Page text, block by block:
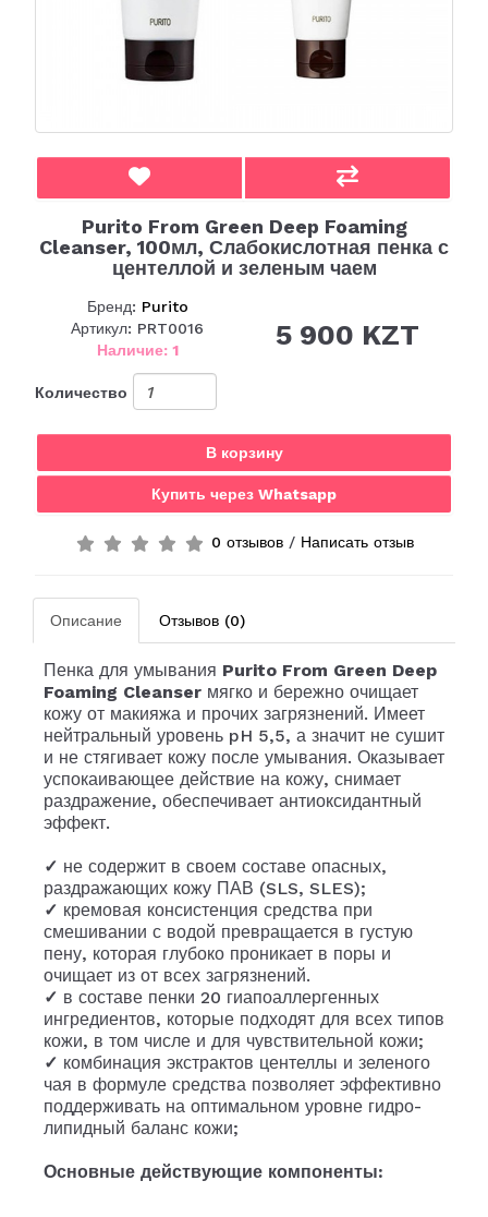
Purito From Green Deep Foaming
Cleanser, 100мл, Слабокислотная пенка с
центеллой и зеленым чаем
Бренд: Purito
Артикул: PRT0016
Наличие: 1
5 900 KZT
Количество
В корзину
Купить через Whatsapp
0 отзывов/ Написать отзыв
Описание Отзывов (0)
Пенка для умывания Purito From Green Deep
Foaming Cleanser мягко и бережно очищает
кожу от макияжа и прочих загрязнений. Имеет
нейтральный уровень pH 5,5, а значит не сушит
и не стягивает кожу после умывания. Оказывает
успокаивающее действие на кожу, снимает
раздражение, обеспечивает антиоксидантный
эффект.
✓ не содержит в своем составе опасных,
раздражающих кожу ПАВ (SLS, SLES);
✓ кремовая консистенция средства при
смешивании с водой превращается в густую
пену, которая глубоко проникает в поры и
очищает из от всех загрязнений.
✓ в составе пенки 20 гиапоаллергенных
ингредиентов, которые подходят для всех типов
кожи, в том числе и для чувствительной кожи;
✓ комбинация экстрактов центеллы и зеленого
чая в формуле средства позволяет эффективно
поддерживать на оптимальном уровне гидро-
липидный баланс кожи;
Основные действующие компоненты: